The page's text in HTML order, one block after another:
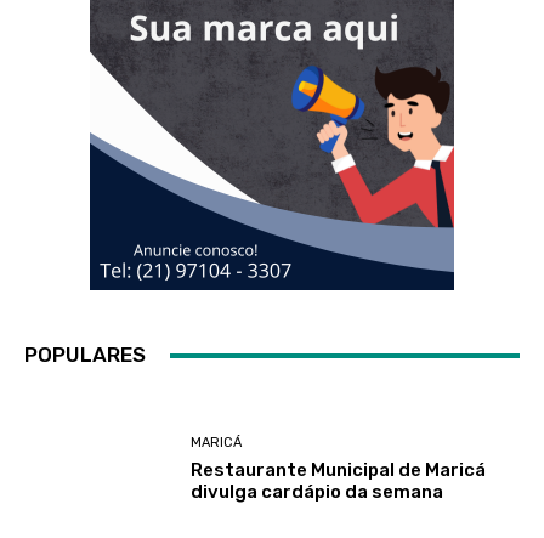
POPULARES
MARICÁ
Restaurante Municipal de Maricá
divulga cardápio da semana